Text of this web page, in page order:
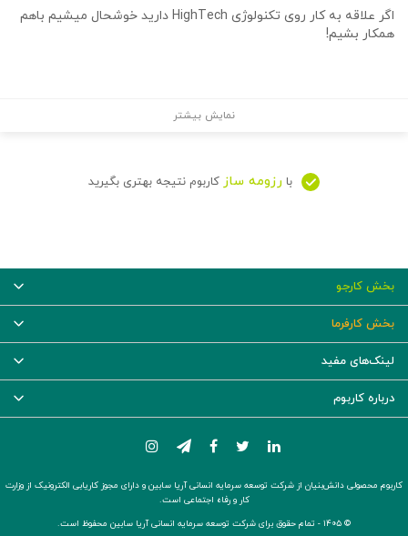
اگر علاقه به کار روی تکنولوژی HighTech دارید خوشحال میشیم باهم
همکار بشیم!
نمایش بیشتر
با رزومه ساز کاربوم نتیجه بهتری بگیرید
بخش کارجو
بخش کارفرما
لینک‌های مفید
درباره کاربوم
کاربوم محصولی دانش‌بنیان از شرکت توسعه سرمایه انسانی آریا سابین و دارای مجوز کاریابی الکترونیک از وزارت
کار و رفاه اجتماعی است.
© ۱۴۰۵ -
تمام حقوق برای شرکت توسعه سرمایه انسانی آریا سابین محفوظ است.